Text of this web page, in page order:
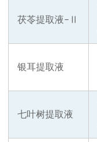
茯苓提取液-Ⅱ
银耳提取液
七叶树提取液